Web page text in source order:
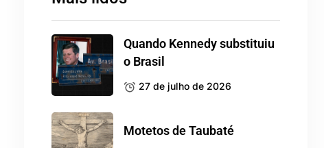
Quando Kennedy substituiu
o Brasil
27 de julho de 2026
Motetos de Taubaté